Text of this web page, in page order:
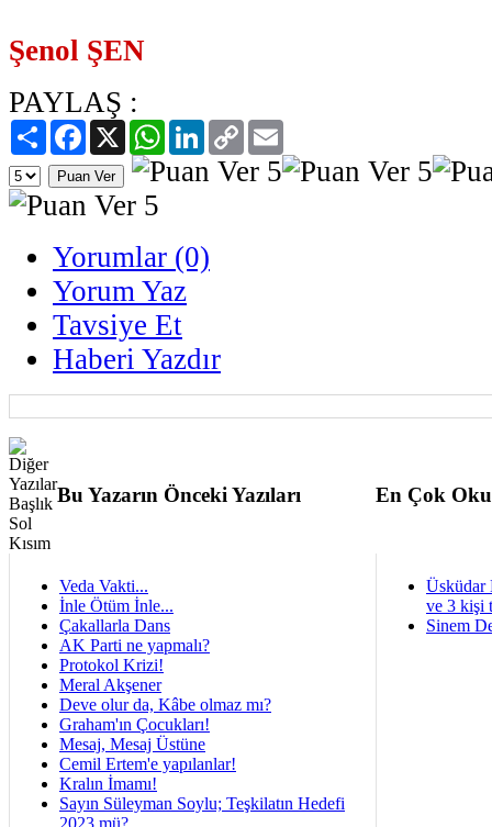
Şenol ŞEN
PAYLAŞ :
PaylaşFacebook
X WhatsAppLinkedIn
Copy
Link
Yorumlar (0)
Yorum Yaz
Tavsiye Et
Haberi Yazdır
Bu Yazarın Önceki Yazıları En Çok
Veda Vakti...
İnle Ötüm İnle...
Çakallarla Dans
AK Parti ne yapmalı?
Protokol Krizi!
Meral Akşener
Deve olur da, Kâbe olmaz mı?
Graham'ın Çocukları!
Mesaj, Mesaj Üstüne
Cemil Ertem'e yapılanlar!
Kralın İmamı!
Sayın Süleyman Soylu; Teşkilatın Hedefi
2023 mü?
Üsküdar
ve 3 kişi
Sinem